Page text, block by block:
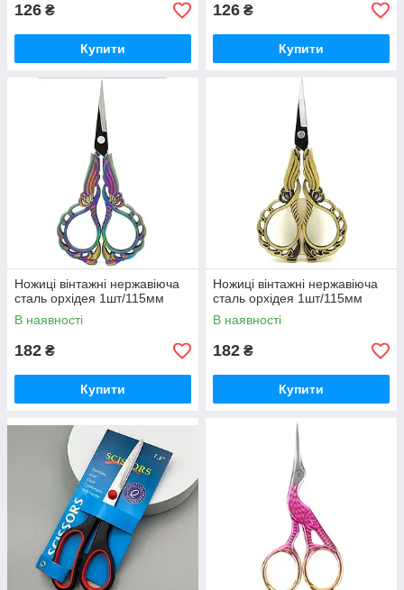
126 ₴
Купити
126 ₴
Купити
Ножиці вінтажні нержавіюча
сталь орхідея 1шт/115мм
В наявності
182 ₴
Купити
Ножиці вінтажні нержавіюча
сталь орхідея 1шт/115мм
В наявності
182 ₴
Купити